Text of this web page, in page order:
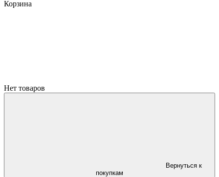
Корзина
Нет товаров
Вернуться к
покупкам